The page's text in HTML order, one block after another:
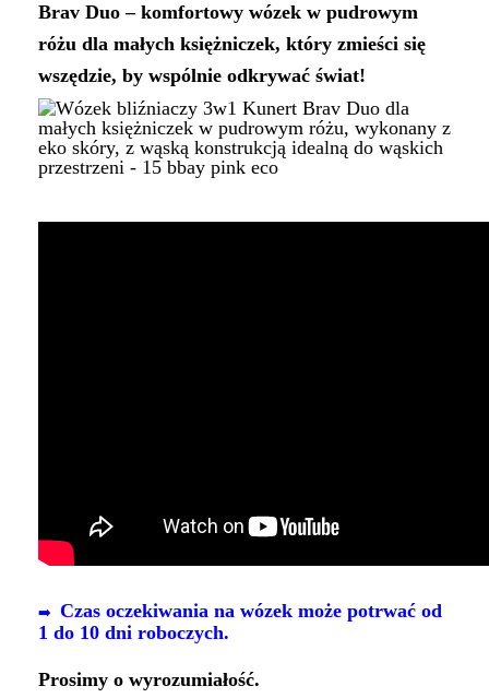
Brav Duo – komfortowy wózek w pudrowym
różu dla małych księżniczek, który zmieści się
wszędzie, by wspólnie odkrywać świat!
➡️ Czas oczekiwania na wózek może potrwać od
1 do 10 dni roboczych.
Prosimy o wyrozumiałość.